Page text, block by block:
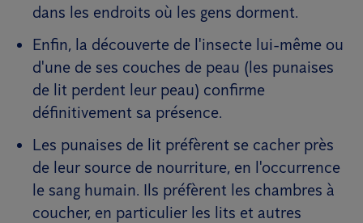
dans les endroits où les gens dorment.
Enfin, la découverte de l'insecte lui-même ou
d'une de ses couches de peau (les punaises
de lit perdent leur peau) confirme
définitivement sa présence.
Les punaises de lit préfèrent se cacher près
de leur source de nourriture, en l'occurrence
le sang humain. Ils préfèrent les chambres à
coucher, en particulier les lits et autres